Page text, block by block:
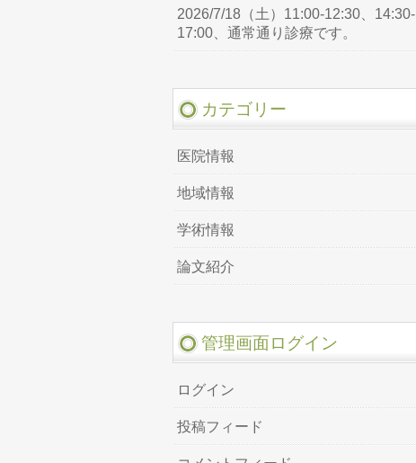
2026/7/18（土）11:00-12:30、14:30-
17:00、通常通り診療です。
カテゴリー
医院情報
地域情報
学術情報
論文紹介
管理画面ログイン
ログイン
投稿フィード